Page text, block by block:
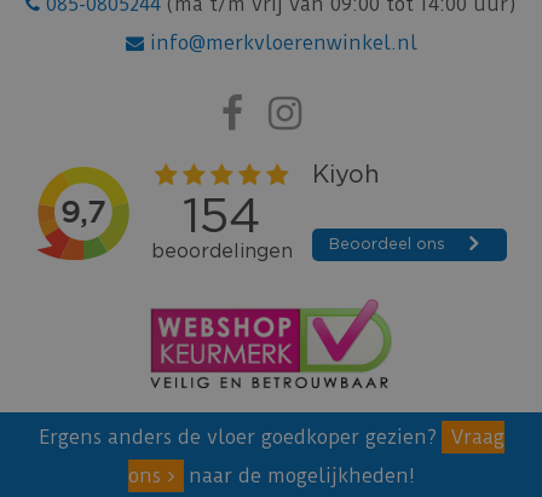
info@merkvloerenwinkel.nl
Ergens anders de vloer goedkoper gezien?
Vraag
ons
naar de mogelijkheden!